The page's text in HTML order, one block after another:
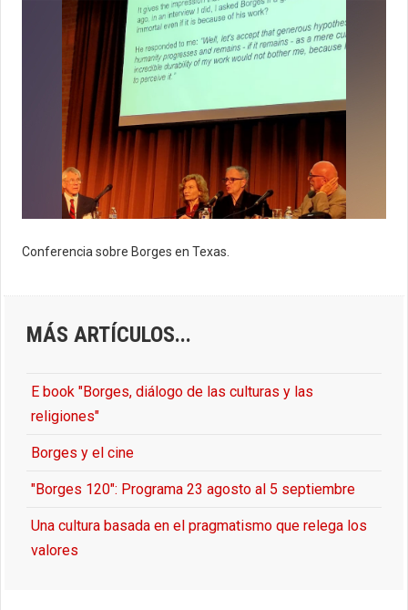
Conferencia sobre Borges en Texas.
MÁS ARTÍCULOS...
E book "Borges, diálogo de las culturas y las
religiones"
Borges y el cine
"Borges 120": Programa 23 agosto al 5 septiembre
Una cultura basada en el pragmatismo que relega los
valores